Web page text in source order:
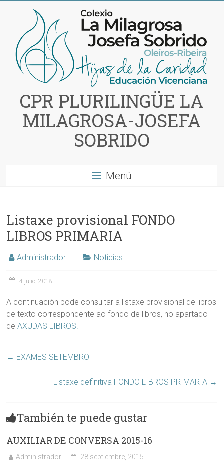
contenido
CPR PLURILINGÜE LA
MILAGROSA-JOSEFA
SOBRIDO
Menú
Listaxe provisional FONDO
LIBROS PRIMARIA
Administrador Noticias
4 julio, 2018
A continuación pode consultar a listaxe provisional de libros
de texto correspondente ao fondo de libros, no apartado
deAXUDAS LIBROS.
← EXAMES SETEMBRO
Listaxe definitiva FONDO LIBROS PRIMARIA →
También te puede gustar
AUXILIAR DE CONVERSA 2015-16
Administrador 28 septiembre, 2015